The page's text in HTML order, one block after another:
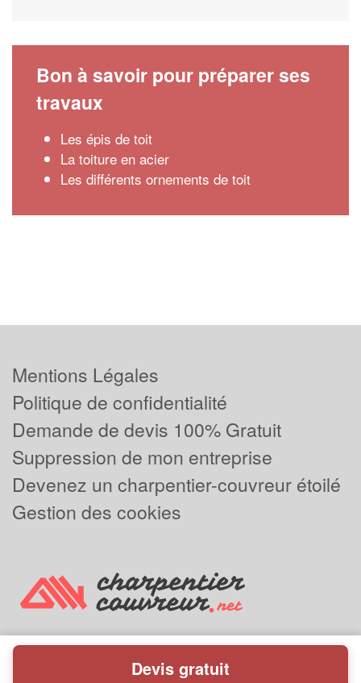
Bon à savoir pour préparer ses
travaux
Les épis de toit
La toiture en acier
Les différents ornements de toit
Mentions Légales
Politique de confidentialité
Demande de devis 100% Gratuit
Suppression de mon entreprise
Devenez un charpentier-couvreur étoilé
Gestion des cookies
Powered byPlus que pro
Devis gratuit